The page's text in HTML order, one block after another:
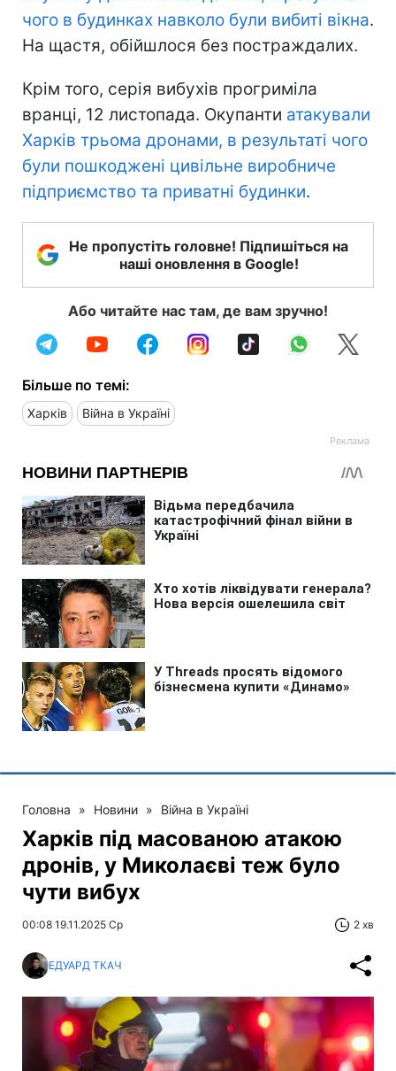
чого в будинках навколо були вибиті вікна.
На щастя, обійшлося без постраждалих.
Крім того, серія вибухів прогриміла
вранці, 12 листопада. Окупанти атакували
Харків трьома дронами, в результаті чого
були пошкоджені цивільне виробниче
підприємство та приватні будинки.
Не пропустіть головне! Підпишіться на
наші оновлення в Google!
Або читайте нас там, де вам зручно!
Більше по темі:
Харків Війна в Україні
Головна » Новини » Війна в Україні
Харків під масованою атакою
дронів, у Миколаєві теж було
чути вибух
00:08 19.11.2025 Ср 2 хв
ЕДУАРД ТКАЧ